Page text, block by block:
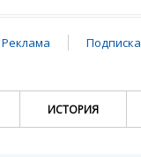
Реклама
Подписка
ИСТОРИЯ